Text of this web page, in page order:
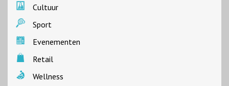
Cultuur
Sport
Evenementen
Retail
Wellness